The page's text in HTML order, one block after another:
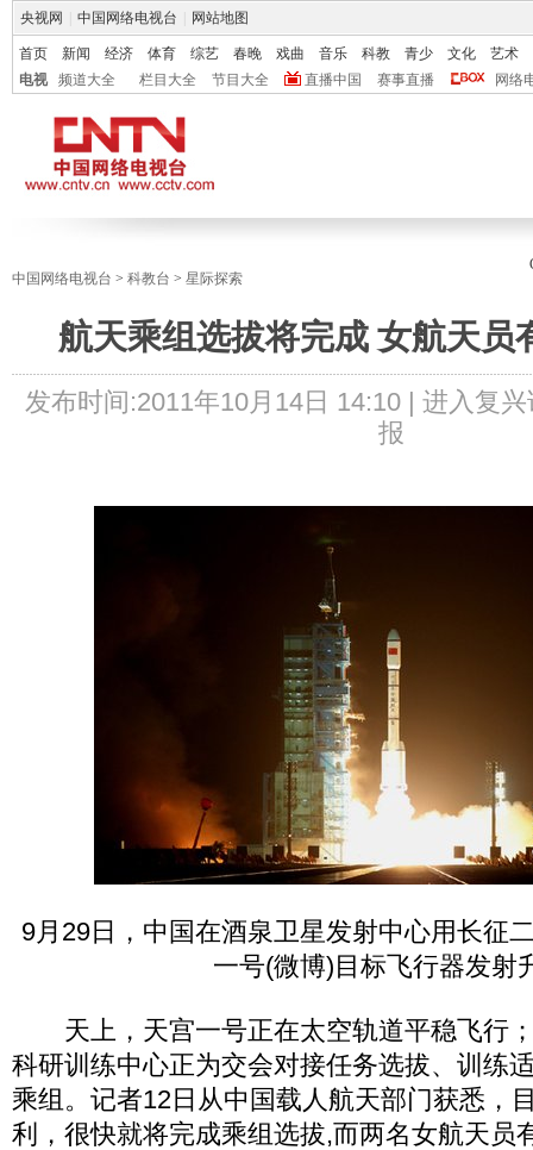
央视网 中国网络电视台 网站地图
首页 新闻 经济 体育 综艺 春晚 戏曲 音乐 科教 青少 文化
艺术
电视
频道大全 栏目大全 节目大全 直播中国 赛事直播 网络
中国网络电视台 > 科教台 > 星际探索
航天乘组选拔将完成 女航天员
发布时间:2011年10月14日 14:10 | 进入复兴
报
9月29日，中国在酒泉卫星发射中心用长征
一号(微博)目标飞行器发射
天上，天宫一号正在太空轨道平稳飞行
科研训练中心正为交会对接任务选拔、训练
乘组。记者12日从中国载人航天部门获悉，
利，很快就将完成乘组选拔,而两名女航天员